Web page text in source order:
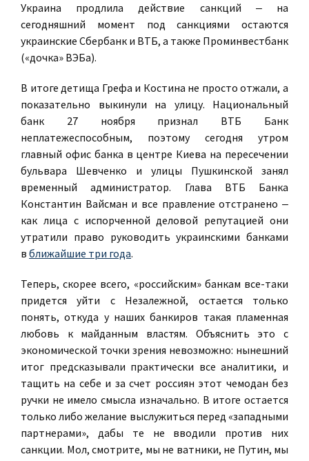
Украина продлила действие санкций ‒ на
сегодняшний момент под санкциями остаются
украинские Сбербанк и ВТБ, а также Проминвестбанк
(«дочка» ВЭБа).
В итоге детища Грефа и Костина не просто отжали, а
показательно выкинули на улицу. Национальный
банк 27 ноября признал ВТБ Банк
неплатежеспособным, поэтому сегодня утром
главный офис банка в центре Киева на пересечении
бульвара Шевченко и улицы Пушкинской занял
временный администратор. Глава ВТБ Банка
Константин Вайсман и все правление отстранено ‒
как лица с испорченной деловой репутацией они
утратили право руководить украинскими банками
в ближайшие три года.
Теперь, скорее всего, «российским» банкам все-таки
придется уйти с Незалежной, остается только
понять, откуда у наших банкиров такая пламенная
любовь к майданным властям. Объяснить это с
экономической точки зрения невозможно: нынешний
итог предсказывали практически все аналитики, и
тащить на себе и за счет россиян этот чемодан без
ручки не имело смысла изначально. В итоге остается
только либо желание выслужиться перед «западными
партнерами», дабы те не вводили против них
санкции. Мол, смотрите, мы не ватники, не Путин, мы